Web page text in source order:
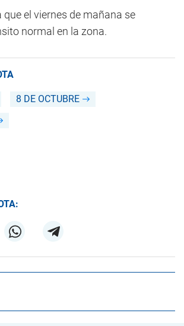
el viernes de mañana se
normal en la zona.
8 DE OCTUBRE